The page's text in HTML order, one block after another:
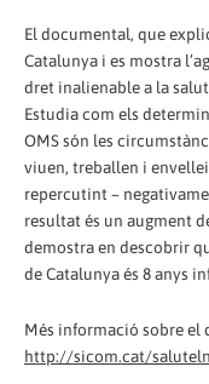
El documental, que
Catalunya i es mostra
dret inalienable a la
Estudia com els
OMS són les
viuen, treballen i
repercutint –
resultat és un augment
demostra en descobrir
de Catalunya és 8 anys
Més informació sobre el
http://sicom.cat/